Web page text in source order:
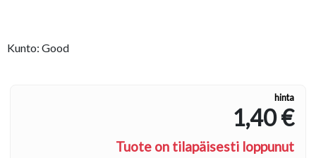
Kunto: Good
hinta
1,40 €
Tuote on tilapäisesti loppunut